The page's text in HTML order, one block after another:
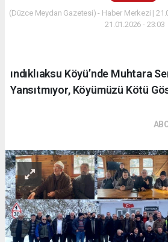
(Düzce Meydan Gazetesi) - Haber Merkezi |
21.01.2026 - 23:03
ındıklıaksu Köyü’nde Muhtara
Yansıtmıyor, Köyümüzü Kötü